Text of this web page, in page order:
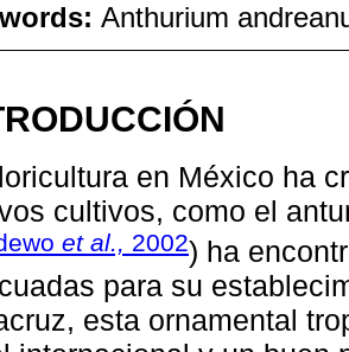
Anthurium
en México ha
cultivos, como el
et al., 2002) ha
para su
esta ornamental